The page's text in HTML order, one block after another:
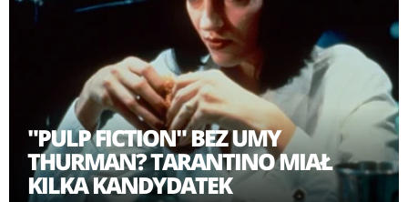
Fiction i wszystko, co było po.
"PULP FICTION" BEZ UMY
THURMAN? TARANTINO MIAŁ
KILKA KANDYDATEK